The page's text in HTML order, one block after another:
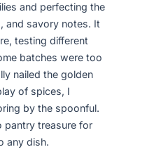
and perfecting the
and savory notes. It
testing different
batches were too
nailed the golden
of spices, I
by the spoonful.
pantry treasure for
any dish.